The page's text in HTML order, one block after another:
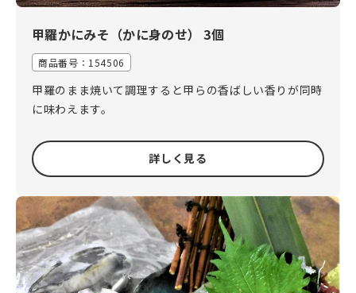
甲羅かにみそ（かに身のせ） 3個
商品番号：154506
甲羅のまま焼いて調理すると甲らの香ばしい香りが同時
に味わえます。
詳しく見る